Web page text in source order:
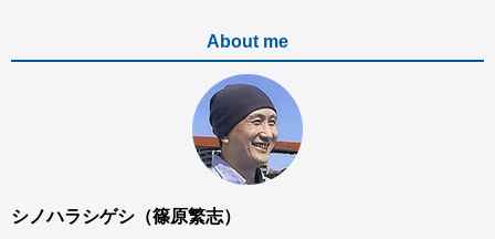
About me
シノハラシゲシ（篠原繁志）